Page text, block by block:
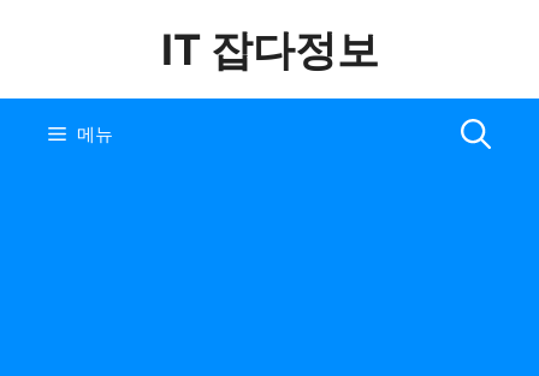
로
IT 잡다정보
메뉴